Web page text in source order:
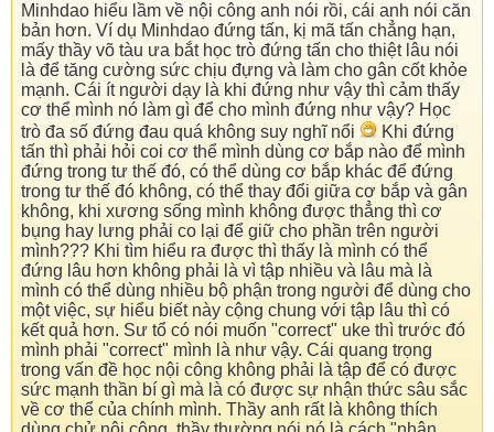
Minhdao hiểu lầm về nội công anh nói rồi, cái anh nói căn
bản hơn. Ví dụ Minhdao đứng tấn, kị mã tấn chẳng hạn,
mấy thầy võ tàu ưa bắt học trò đứng tấn cho thiệt lâu nói
là để tăng cường sức chịu đựng và làm cho gân cốt khỏe
mạnh. Cái ít người dạy là khi đứng như vậy thì cảm thấy
cơ thể mình nó làm gì để cho mình đứng như vậy? Học
trò đa số đứng đau quá không suy nghĩ nổi
Khi đứng
tấn thì phải hỏi coi cơ thể mình dùng cơ bắp nào để mình
đứng trong tư thế đó, có thể dùng cơ bắp khác để đứng
trong tư thế đó không, có thể thay đổi giữa cơ bắp và gân
không, khi xương sống mình không được thẳng thì cơ
bụng hay lưng phải co lại để giữ cho phần trên người
mình??? Khi tìm hiểu ra được thì thấy là mình có thể
đứng lâu hơn không phải là vì tập nhiều và lâu mà là
mình có thể dùng nhiều bộ phận trong người để dùng cho
một việc, sự hiểu biết này cộng chung với tập lâu thì có
kết quả hơn. Sư tổ có nói muốn "correct" uke thì trước đó
mình phải "correct" mình là như vậy. Cái quang trọng
trong vấn đề học nội công không phải là tập để có được
sức mạnh thần bí gì mà là có được sự nhận thức sâu sắc
về cơ thể của chính mình. Thầy anh rất là không thích